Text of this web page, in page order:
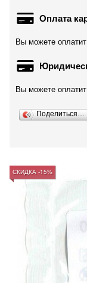
Оплата
Вы можете
Вы можете
Поделиться…
СКИДКА -15%